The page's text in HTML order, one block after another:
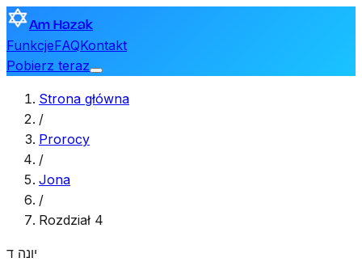
Am Hazak
FunkcjeFAQKontakt
Pobierz teraz
Strona główna
/
Prorocy
/
Jona
/
Rozdział 4
יונה ד